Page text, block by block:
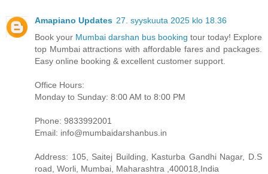
Amapiano Updates 27. syyskuuta 2025 klo 18.36
Book your Mumbai darshan bus booking tour today! Explore
top Mumbai attractions with affordable fares and packages.
Easy online booking & excellent customer support.
Office Hours:
Monday to Sunday: 8:00 AM to 8:00 PM
Phone: 9833992001
Email: info@mumbaidarshanbus.in
Address: 105, Saitej Building, Kasturba Gandhi Nagar, D.S
road, Worli, Mumbai, Maharashtra ,400018,India